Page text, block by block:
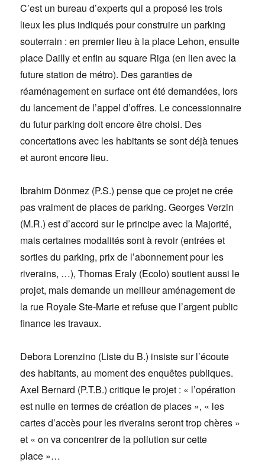
C’est un bureau d’experts qui a proposé les trois
lieux les plus indiqués pour construire un parking
souterrain : en premier lieu à la place Lehon, ensuite
place Dailly et enfin au square Riga (en lien avec la
future station de métro). Des garanties de
réaménagement en surface ont été demandées, lors
du lancement de l’appel d’offres. Le concessionnaire
du futur parking doit encore être choisi. Des
concertations avec les habitants se sont déjà tenues
et auront encore lieu.
Ibrahim Dönmez (P.S.) pense que ce projet ne crée
pas vraiment de places de parking. Georges Verzin
(M.R.) est d’accord sur le principe avec la Majorité,
mais certaines modalités sont à revoir (entrées et
sorties du parking, prix de l’abonnement pour les
riverains, …), Thomas Eraly (Ecolo) soutient aussi le
projet, mais demande un meilleur aménagement de
la rue Royale Ste-Marie et refuse que l’argent public
finance les travaux.
Debora Lorenzino (Liste du B.) insiste sur l’écoute
des habitants, au moment des enquêtes publiques.
Axel Bernard (P.T.B.) critique le projet : « l’opération
est nulle en termes de création de places », « les
cartes d’accès pour les riverains seront trop chères »
et « on va concentrer de la pollution sur cette
place »…